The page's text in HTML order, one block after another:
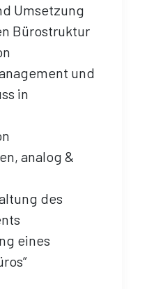
Umsetzung
Bürostruktur
und
in
analog &
des
eines